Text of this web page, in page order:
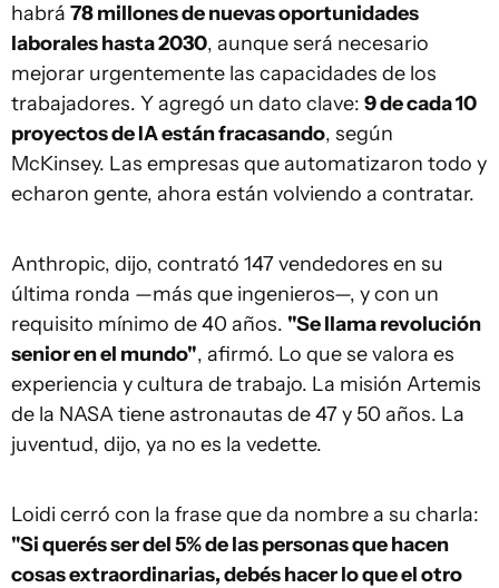
habrá 78 millones de nuevas oportunidades
laborales hasta 2030, aunque será necesario
mejorar urgentemente las capacidades de los
trabajadores. Y agregó un dato clave: 9 de cada 10
proyectos de IA están fracasando, según
McKinsey. Las empresas que automatizaron todo y
echaron gente, ahora están volviendo a contratar.
Anthropic, dijo, contrató 147 vendedores en su
última ronda —más que ingenieros—, y con un
requisito mínimo de 40 años. "Se llama revolución
senior en el mundo", afirmó. Lo que se valora es
experiencia y cultura de trabajo. La misión Artemis
de la NASA tiene astronautas de 47 y 50 años. La
juventud, dijo, ya no es la vedette.
Loidi cerró con la frase que da nombre a su charla:
"Si querés ser del 5% de las personas que hacen
cosas extraordinarias, debés hacer lo que el otro